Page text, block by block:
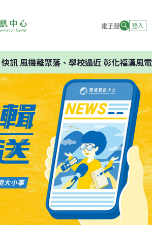
電子報 登入
快訊風機離聚落、學校過近 彰化福漢風電